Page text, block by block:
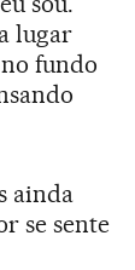
lugar
fundo
ainda
se sente